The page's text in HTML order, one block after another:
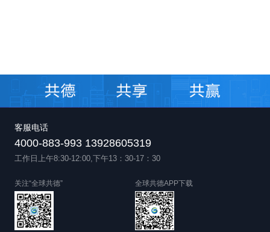
客服电话
4000-883-993 13928605319
工作日上午8:30-12:00,下午13：30-17：30
关注“全球共德” 全球共德APP下载